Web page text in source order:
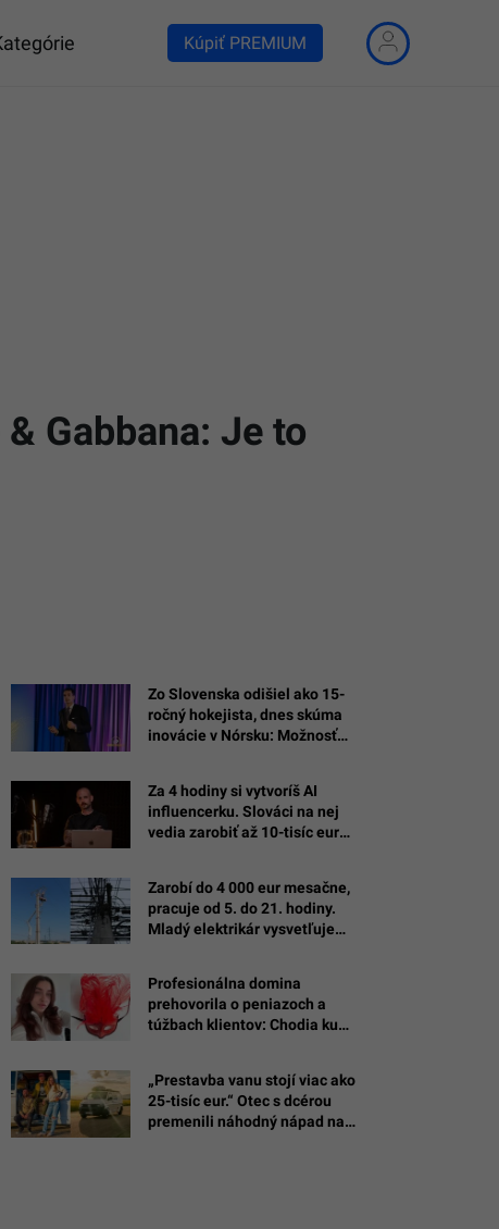
Kúpiť PREMIUM
Gabbana: Je to
Zo Slovenska odišiel ako 15-
ročný hokejista, dnes skúma
inovácie v Nórsku: Možnosť
Za 4 hodiny si vytvoríš AI
influencerku. Slováci na nej
vedia zarobiť až 10-tisíc eur
Zarobí do 4 000 eur mesačne,
pracuje od 5. do 21. hodiny.
Mladý elektrikár vysvetľuje
Profesionálna domina
prehovorila o peniazoch a
túžbach klientov: Chodia ku
„Prestavba vanu stojí viac ako
25-tisíc eur.“ Otec s dcérou
premenili náhodný nápad na